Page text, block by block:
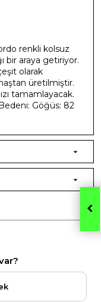
renkli kolsuz
bir araya getiriyor.
olarak
üretilmiştir.
tamamlayacak.
Göğüs: 82